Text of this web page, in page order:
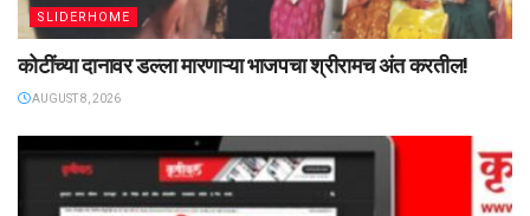
SLIDERHOME
कोटींच्या दानावर डल्ला मारणाऱ्या भाजपचा श्रीरामच अंत करतील!
AUGUST 8, 2026